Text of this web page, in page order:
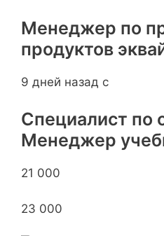
Менеджер по
продуктов
9 дней назад с
Специалист по
Менеджер
21 000
23 000